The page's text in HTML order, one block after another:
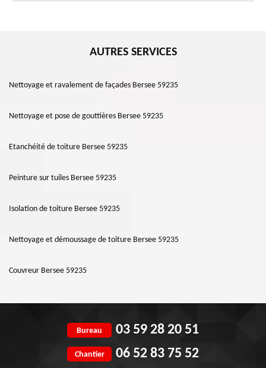
AUTRES SERVICES
Nettoyage et ravalement de façades Bersee 59235
Nettoyage et pose de gouttières Bersee 59235
Etanchéité de toiture Bersee 59235
Peinture sur tuiles Bersee 59235
Isolation de toiture Bersee 59235
Nettoyage et démoussage de toiture Bersee 59235
Couvreur Bersee 59235
Bureau 03 59 28 20 51
Chantier 06 52 83 75 52